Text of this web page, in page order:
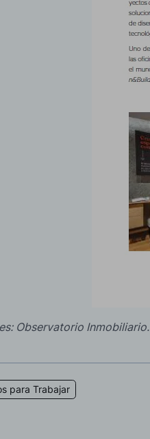
Observatorio Inmobiliario.
para Trabajar